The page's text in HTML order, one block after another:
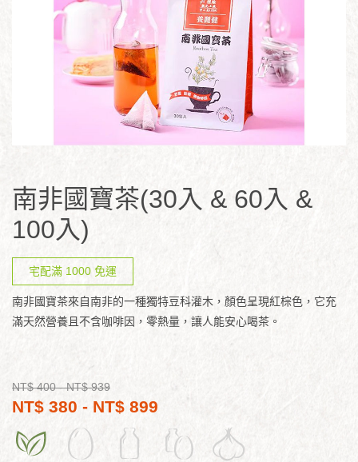
南非國寶茶(30入 & 60入 &
100入)
宅配滿 1000 免運
南非國寶茶來自南非的一種獨特豆科灌木，顏色呈現紅棕色，它充
滿天然營養且不含咖啡因，零熱量，讓人能安心喝茶。
NT$ 400- NT$ 939
NT$ 380 - NT$ 899